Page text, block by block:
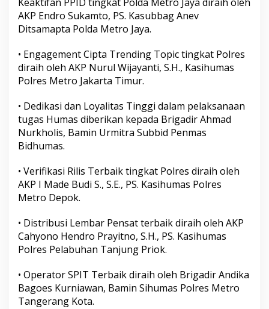
AKP Endro Sukamto, PS. Kasubbag Anev
Ditsamapta Polda Metro Jaya.
• Engagement Cipta Trending Topic tingkat Polres
diraih oleh AKP Nurul Wijayanti, S.H., Kasihumas
Polres Metro Jakarta Timur.
• Dedikasi dan Loyalitas Tinggi dalam pelaksanaan
tugas Humas diberikan kepada Brigadir Ahmad
Nurkholis, Bamin Urmitra Subbid Penmas
Bidhumas.
• Verifikasi Rilis Terbaik tingkat Polres diraih oleh
AKP I Made Budi S., S.E., PS. Kasihumas Polres
Metro Depok.
• Distribusi Lembar Pensat terbaik diraih oleh AKP
Cahyono Hendro Prayitno, S.H., PS. Kasihumas
Polres Pelabuhan Tanjung Priok.
• Operator SPIT Terbaik diraih oleh Brigadir Andika
Bagoes Kurniawan, Bamin Sihumas Polres Metro
Tangerang Kota.